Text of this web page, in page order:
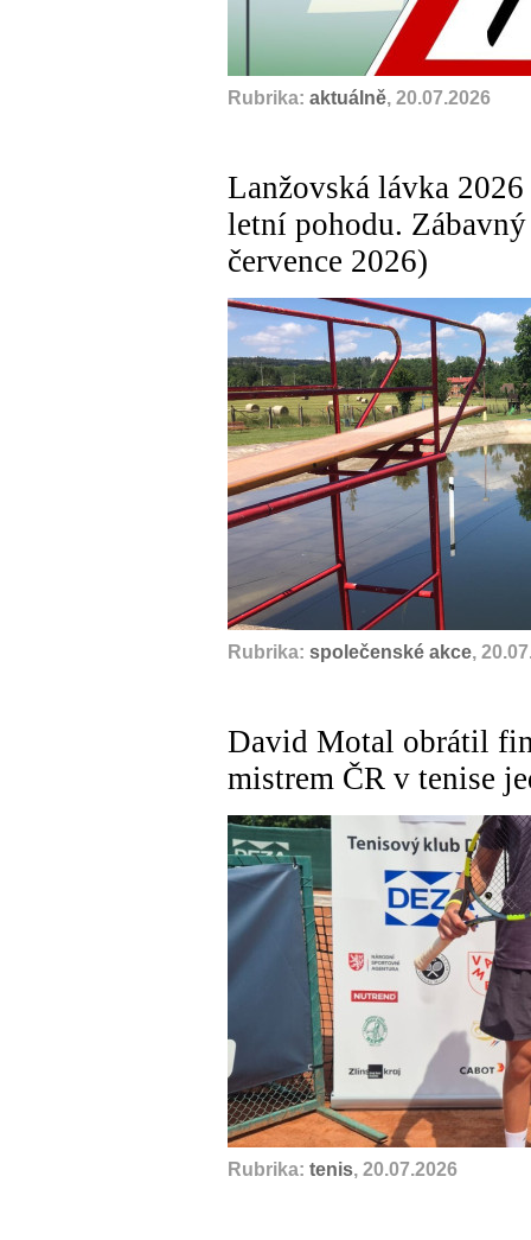
Rubrika: aktuálně, 20.07.2026
Lanžovská lávka
letní pohodu.
července 2026)
Rubrika: společenské akce,
David Motal obrátil
mistrem ČR v tenise
Rubrika: tenis, 20.07.2026